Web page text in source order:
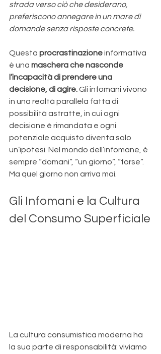
strada verso ciò che desiderano,
preferiscono annegare in un mare di
domande senza risposte concrete.
Questa procrastinazione informativa
è una maschera che nasconde
l’incapacità di prendere una
decisione, di agire. Gli infomani vivono
in una realtà parallela fatta di
possibilità astratte, in cui ogni
decisione è rimandata e ogni
potenziale acquisto diventa solo
un’ipotesi. Nel mondo dell’infomane, è
sempre “domani”, “un giorno”, “forse”.
Ma quel giorno non arriva mai.
Gli Infomani e la Cultura
del Consumo Superficiale
La cultura consumistica moderna ha
la sua parte di responsabilità: viviamo